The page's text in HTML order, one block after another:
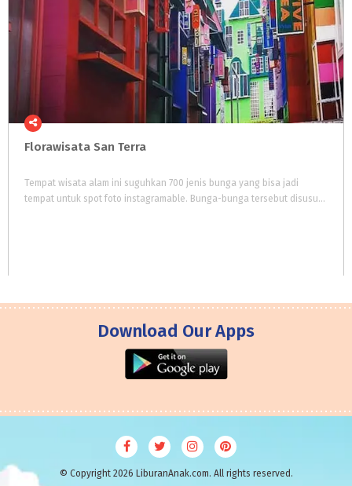
Florawisata San Terra
Tempat wisata alam ini suguhkan 700 jenis bunga yang bisa jadi
tempat untuk spot foto instagramable. Bunga-bunga tersebut disusun sedemikian rupa agar wisatawan memiliki berbagai macam pilihan spot foto.
Download Our Apps
© Copyright 2026 LiburanAnak.com. All rights reserved.